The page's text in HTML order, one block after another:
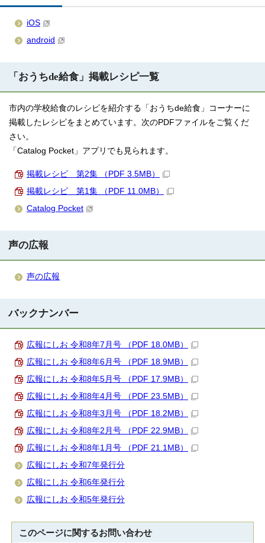
iOS
android
「おうちde給食」掲載レシピ一覧
市内の学校給食のレシピを紹介する「おうちde給食」コーナーに
掲載したレシピをまとめています。次のPDFファイルをご覧くだ
さい。
「Catalog Pocket」アプリでも見られます。
掲載レシピ 第2集 （PDF 3.5MB）
掲載レシピ 第1集 （PDF 11.0MB）
Catalog Pocket
声の広報
声の広報
バックナンバー
広報にしお 令和8年7月号 （PDF 18.0MB）
広報にしお 令和8年6月号 （PDF 18.9MB）
広報にしお 令和8年5月号 （PDF 17.9MB）
広報にしお 令和8年4月号 （PDF 23.5MB）
広報にしお 令和8年3月号 （PDF 18.2MB）
広報にしお 令和8年2月号 （PDF 22.9MB）
広報にしお 令和8年1月号 （PDF 21.1MB）
広報にしお 令和7年発行分
広報にしお 令和6年発行分
広報にしお 令和5年発行分
このページに関するお問い合わせ